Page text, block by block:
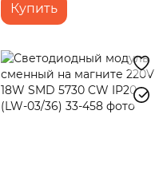
Купить